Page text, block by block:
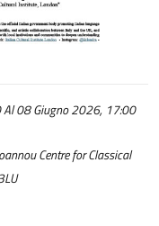
08 Giugno 2026, 17:00
Centre for Classical